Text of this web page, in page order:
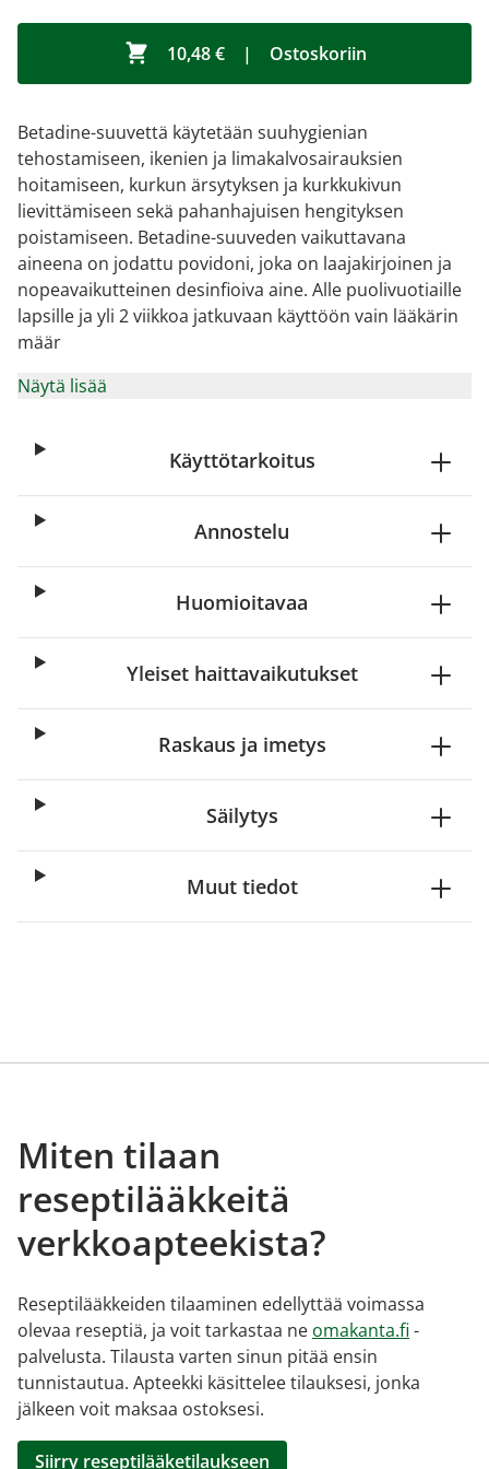
10,48 € | Ostoskoriin
Betadine-suuvettä käytetään suuhygienian
tehostamiseen, ikenien ja limakalvosairauksien
hoitamiseen, kurkun ärsytyksen ja kurkkukivun
lievittämiseen sekä pahanhajuisen hengityksen
poistamiseen. Betadine-suuveden vaikuttavana
aineena on jodattu povidoni, joka on laajakirjoinen ja
nopeavaikutteinen desinfioiva aine. Alle puolivuotiaille
lapsille ja yli 2 viikkoa jatkuvaan käyttöön vain lääkärin
määr
Näytä lisää
Käyttötarkoitus
Annostelu
Huomioitavaa
Yleiset haittavaikutukset
Raskaus ja imetys
Säilytys
Muut tiedot
Miten tilaan
reseptilääkkeitä
verkkoapteekista?
Reseptilääkkeiden tilaaminen edellyttää voimassa
olevaa reseptiä, ja voit tarkastaa ne omakanta.fi -
palvelusta. Tilausta varten sinun pitää ensin
tunnistautua. Apteekki käsittelee tilauksesi, jonka
jälkeen voit maksaa ostoksesi.
Siirry reseptilääketilaukseen